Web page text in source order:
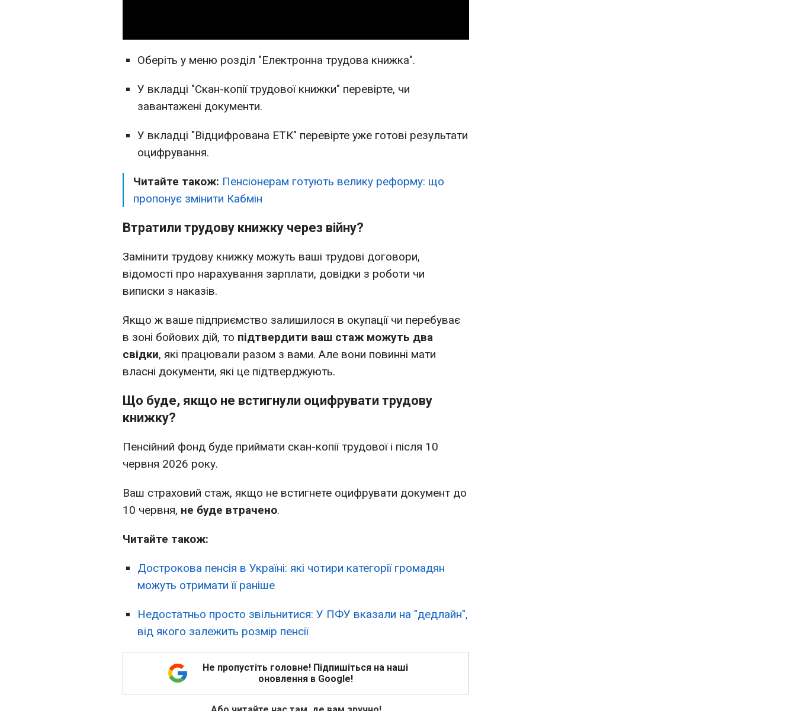
Оберіть у меню розділ "Електронна трудова книжка".
У вкладці "Скан-копії трудової книжки" перевірте, чи
завантажені документи.
У вкладці "Відцифрована ЕТК" перевірте уже готові результати
оцифрування.
Читайте також: Пенсіонерам готують велику реформу: що
пропонує змінити Кабмін
Втратили трудову книжку через війну?
Замінити трудову книжку можуть ваші трудові договори,
відомості про нарахування зарплати, довідки з роботи чи
виписки з наказів.
Якщо ж ваше підприємство залишилося в окупації чи перебуває
в зоні бойових дій, то підтвердити ваш стаж можуть два
свідки, які працювали разом з вами. Але вони повинні мати
власні документи, які це підтверджують.
Що буде, якщо не встигнули оцифрувати трудову
книжку?
Пенсійний фонд буде приймати скан-копії трудової і після 10
червня 2026 року.
Ваш страховий стаж, якщо не встигнете оцифрувати документ до
10 червня, не буде втрачено.
Читайте також:
Дострокова пенсія в Україні: які чотири категорії громадян
можуть отримати її раніше
Недостатньо просто звільнитися: У ПФУ вказали на "дедлайн",
від якого залежить розмір пенсії
Не пропустіть головне! Підпишіться на наші
оновлення в Google!